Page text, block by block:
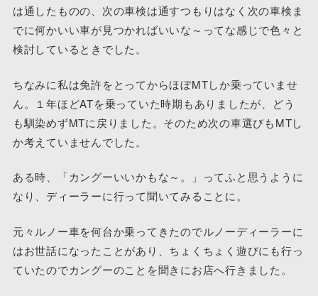
は通したものの、次の車検は通すつもりはなく次の車検ま
でに何かいい車が見つかればいいな～ってな感じで色々と
検討しているときでした。
ちなみに私は免許をとってからほぼMTしか乗っていませ
ん。１年ほどATを乗っていた時期もありましたが、どう
も馴染めずMTに戻りました。そのため次の車選びもMTし
か考えていませんでした。
ある時、「カングーいいかもな～。」ってふと思うように
なり、ディーラーに行って聞いてみることに。
元々ルノー車を何台か乗ってきたのでルノーディーラーに
はお世話になったことがあり、ちょくちょく遊びにも行っ
ていたのでカングーのことを聞きにお店へ行きました。